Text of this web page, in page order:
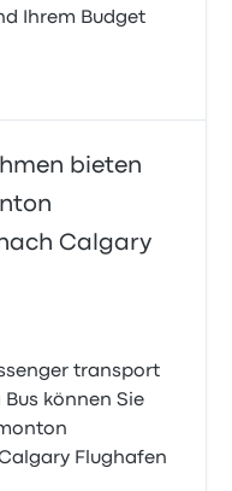
Ihrem Budget
bieten
Calgary
transport
können Sie
Flughafen